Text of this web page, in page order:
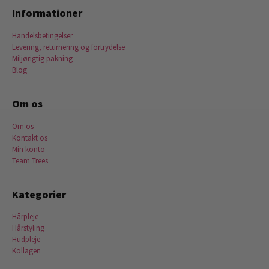
Informationer
Handelsbetingelser
Levering, returnering og fortrydelse
Miljørigtig pakning
Blog
Om os
Om os
Kontakt os
Min konto
Team Trees
Kategorier
Hårpleje
Hårstyling
Hudpleje
Kollagen